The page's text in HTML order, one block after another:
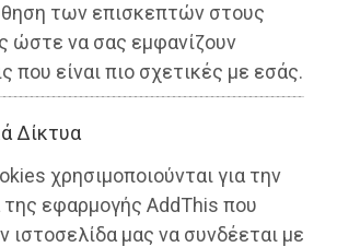
των επισκεπτών στους
ώστε να σας εμφανίζουν
που είναι πιο σχετικές με εσάς.
Δίκτυα
χρησιμοποιούνται για την
της εφαρμογής AddThis που
ιστοσελίδα μας να συνδέεται με
12-11-2021
Από τo Dimotisnews